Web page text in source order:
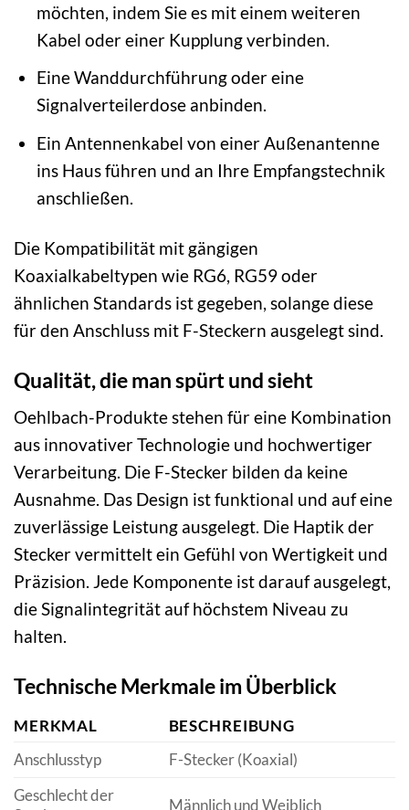
möchten, indem Sie es mit einem weiteren
Kabel oder einer Kupplung verbinden.
Eine Wanddurchführung oder eine
Signalverteilerdose anbinden.
Ein Antennenkabel von einer Außenantenne
ins Haus führen und an Ihre Empfangstechnik
anschließen.
Die Kompatibilität mit gängigen
Koaxialkabeltypen wie RG6, RG59 oder
ähnlichen Standards ist gegeben, solange diese
für den Anschluss mit F-Steckern ausgelegt sind.
Qualität, die man spürt und sieht
Oehlbach-Produkte stehen für eine Kombination
aus innovativer Technologie und hochwertiger
Verarbeitung. Die F-Stecker bilden da keine
Ausnahme. Das Design ist funktional und auf eine
zuverlässige Leistung ausgelegt. Die Haptik der
Stecker vermittelt ein Gefühl von Wertigkeit und
Präzision. Jede Komponente ist darauf ausgelegt,
die Signalintegrität auf höchstem Niveau zu
halten.
Technische Merkmale im Überblick
MERKMAL
BESCHREIBUNG
Anschlusstyp
F-Stecker (Koaxial)
Geschlecht der
Männlich und Weiblich